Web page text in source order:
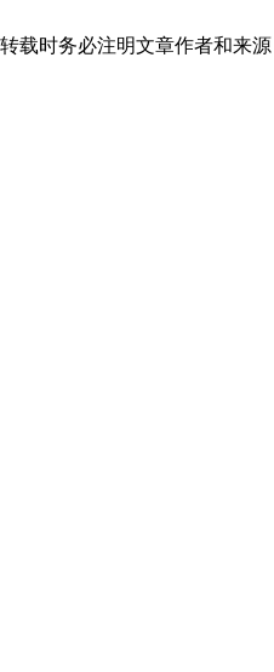
时务必注明文章作者和来